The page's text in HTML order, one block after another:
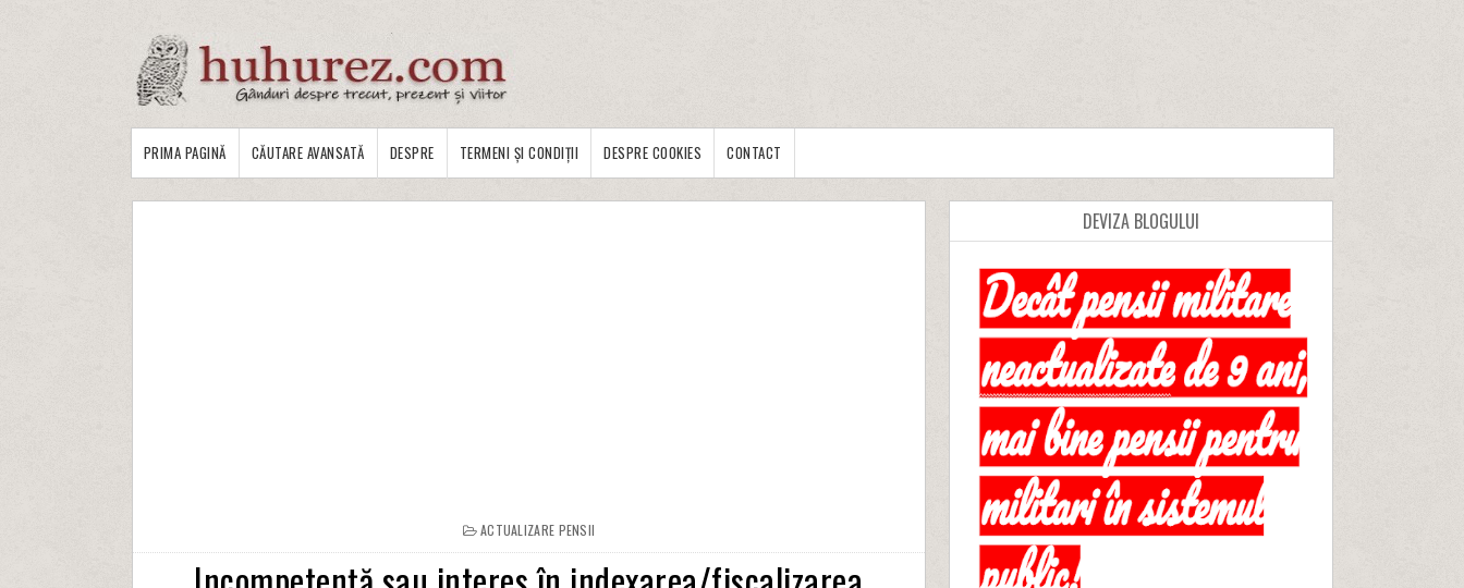
PRIMA PAGINĂ CĂUTARE AVANSATĂ DESPRE TERMENI ȘI CONDIȚII DESPRE COOKIES CONTACT
ACTUALIZARE PENSII
DEVIZA BLOGULUI